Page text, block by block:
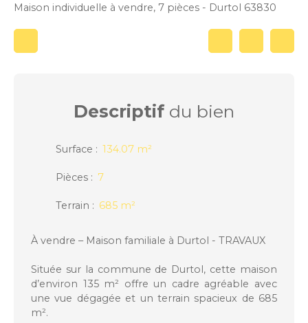
Maison individuelle à vendre, 7 pièces - Durtol 63830
Descriptifdu bien
Surface : 134.07 m²
Pièces : 7
Terrain : 685 m²
À vendre – Maison familiale à Durtol - TRAVAUX
Située sur la commune de Durtol, cette maison
d’environ 135 m² offre un cadre agréable avec
une vue dégagée et un terrain spacieux de 685
m².